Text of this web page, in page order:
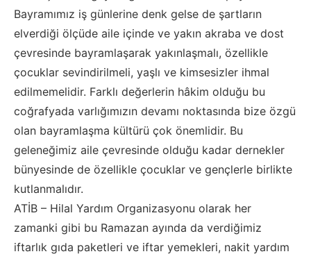
Bayramımız iş günlerine denk gelse de şartların
elverdiği ölçüde aile içinde ve yakın akraba ve dost
çevresinde bayramlaşarak yakınlaşmalı, özellikle
çocuklar sevindirilmeli, yaşlı ve kimsesizler ihmal
edilmemelidir. Farklı değerlerin hâkim olduğu bu
coğrafyada varlığımızın devamı noktasında bize özgü
olan bayramlaşma kültürü çok önemlidir. Bu
geleneğimiz aile çevresinde olduğu kadar dernekler
bünyesinde de özellikle çocuklar ve gençlerle birlikte
kutlanmalıdır.
ATİB – Hilal Yardım Organizasyonu olarak her
zamanki gibi bu Ramazan ayında da verdiğimiz
iftarlık gıda paketleri ve iftar yemekleri, nakit yardım